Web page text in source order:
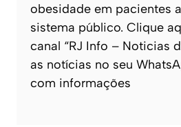
obesidade em pacientes
sistema público. Clique
canal “RJ Info – Noticias
as notícias no seu
com informações